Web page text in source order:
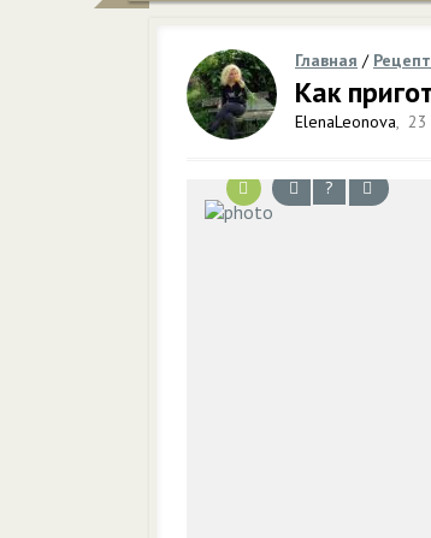
Главная /
Как
ElenaLeonova, 23
?